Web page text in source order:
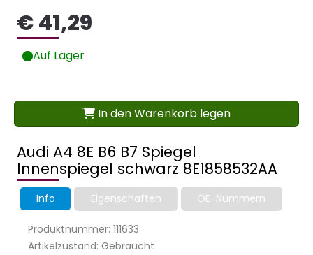
Audi A4 8E B6 B7 Spiegel
Innenspiegel schwarz 8E1858532AA
Info Eigenschaften OE-Nummern
Produktnummer: 111633
Artikelzustand: Gebraucht
€ 41,29
Auf Lager
In den Warenkorb legen